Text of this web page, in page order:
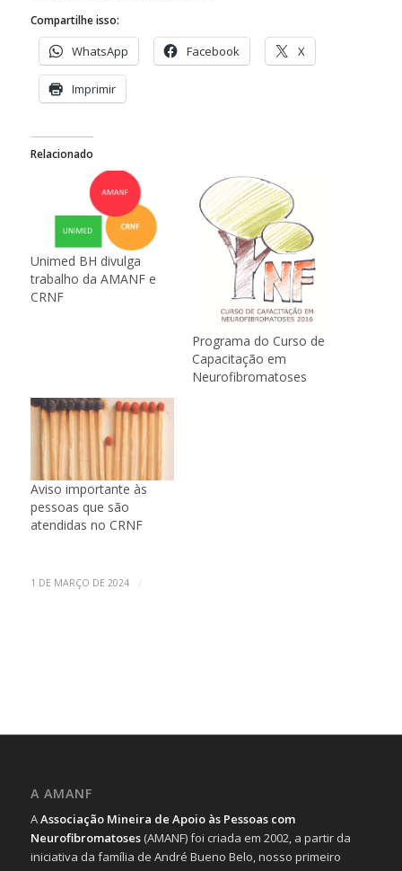
Compartilhe isso:
WhatsApp Facebook X
Imprimir
Relacionado
Unimed BH divulga
trabalho da AMANF e
CRNF
Programa do Curso de
Capacitação em
Neurofibromatoses
Aviso importante às
pessoas que são
atendidas no CRNF
1 DE MARÇO DE 2024 /
A AMANF
AAssociação Mineira de Apoio às Pessoas com
Neurofibromatoses(AMANF) foi criada em 2002, a partir da
iniciativa da família de André Bueno Belo, nosso primeiro